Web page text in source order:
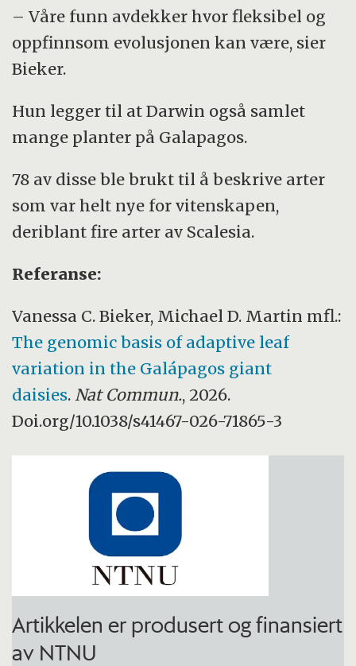
– Våre funn avdekker hvor fleksibel og
oppfinnsom evolusjonen kan være, sier
Bieker.
Hun legger til at Darwin også samlet
mange planter på Galapagos.
78 av disse ble brukt til å beskrive arter
som var helt nye for vitenskapen,
deriblant fire arter av Scalesia.
Referanse:
Vanessa C. Bieker, Michael D. Martin mfl.:
The genomic basis of adaptive leaf
variation in the Galápagos giant
daisies. Nat Commun., 2026.
Doi.org/10.1038/s41467-026-71865-3
Artikkelen er produsert og finansiert
av NTNU